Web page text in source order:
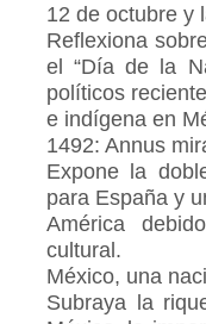
12 de octubre y
Reflexiona
el “Día de la
políticos
e indígena en
1492: Annus
Expone la
para España y
América
cultural.
México, una
Subraya la